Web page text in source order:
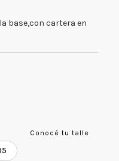
base,con cartera en
Conocé tu talle